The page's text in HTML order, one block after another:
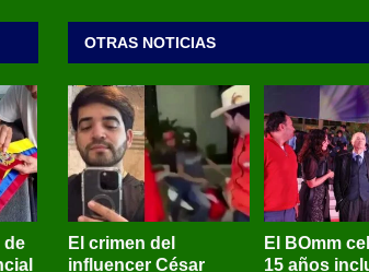
de
OTRAS NOTICIAS
El crimen del
influencer César
El BOmm
15 años